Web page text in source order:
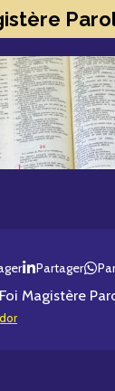
Partager
Magistère